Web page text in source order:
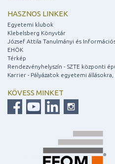
HASZNOS LINKEK
Egyetemi klubok
Klebelsberg Könyvtár
József Attila Tanulmányi és
EHÖK
Térkép
Rendezvényhelyszín - SZTE központi
Karrier - Pályázatok egyetemi
KÖVESS MINKET